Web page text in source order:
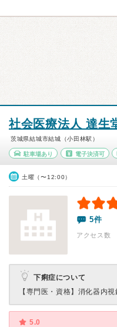
社会医療法人 達生
茨城県結城市結城（小田林駅）
駐車場あり 電子決済可
土曜（〜12:00）
5件
アクセス数
下痢症について
【専門医・資格】 消化器内視
5.0